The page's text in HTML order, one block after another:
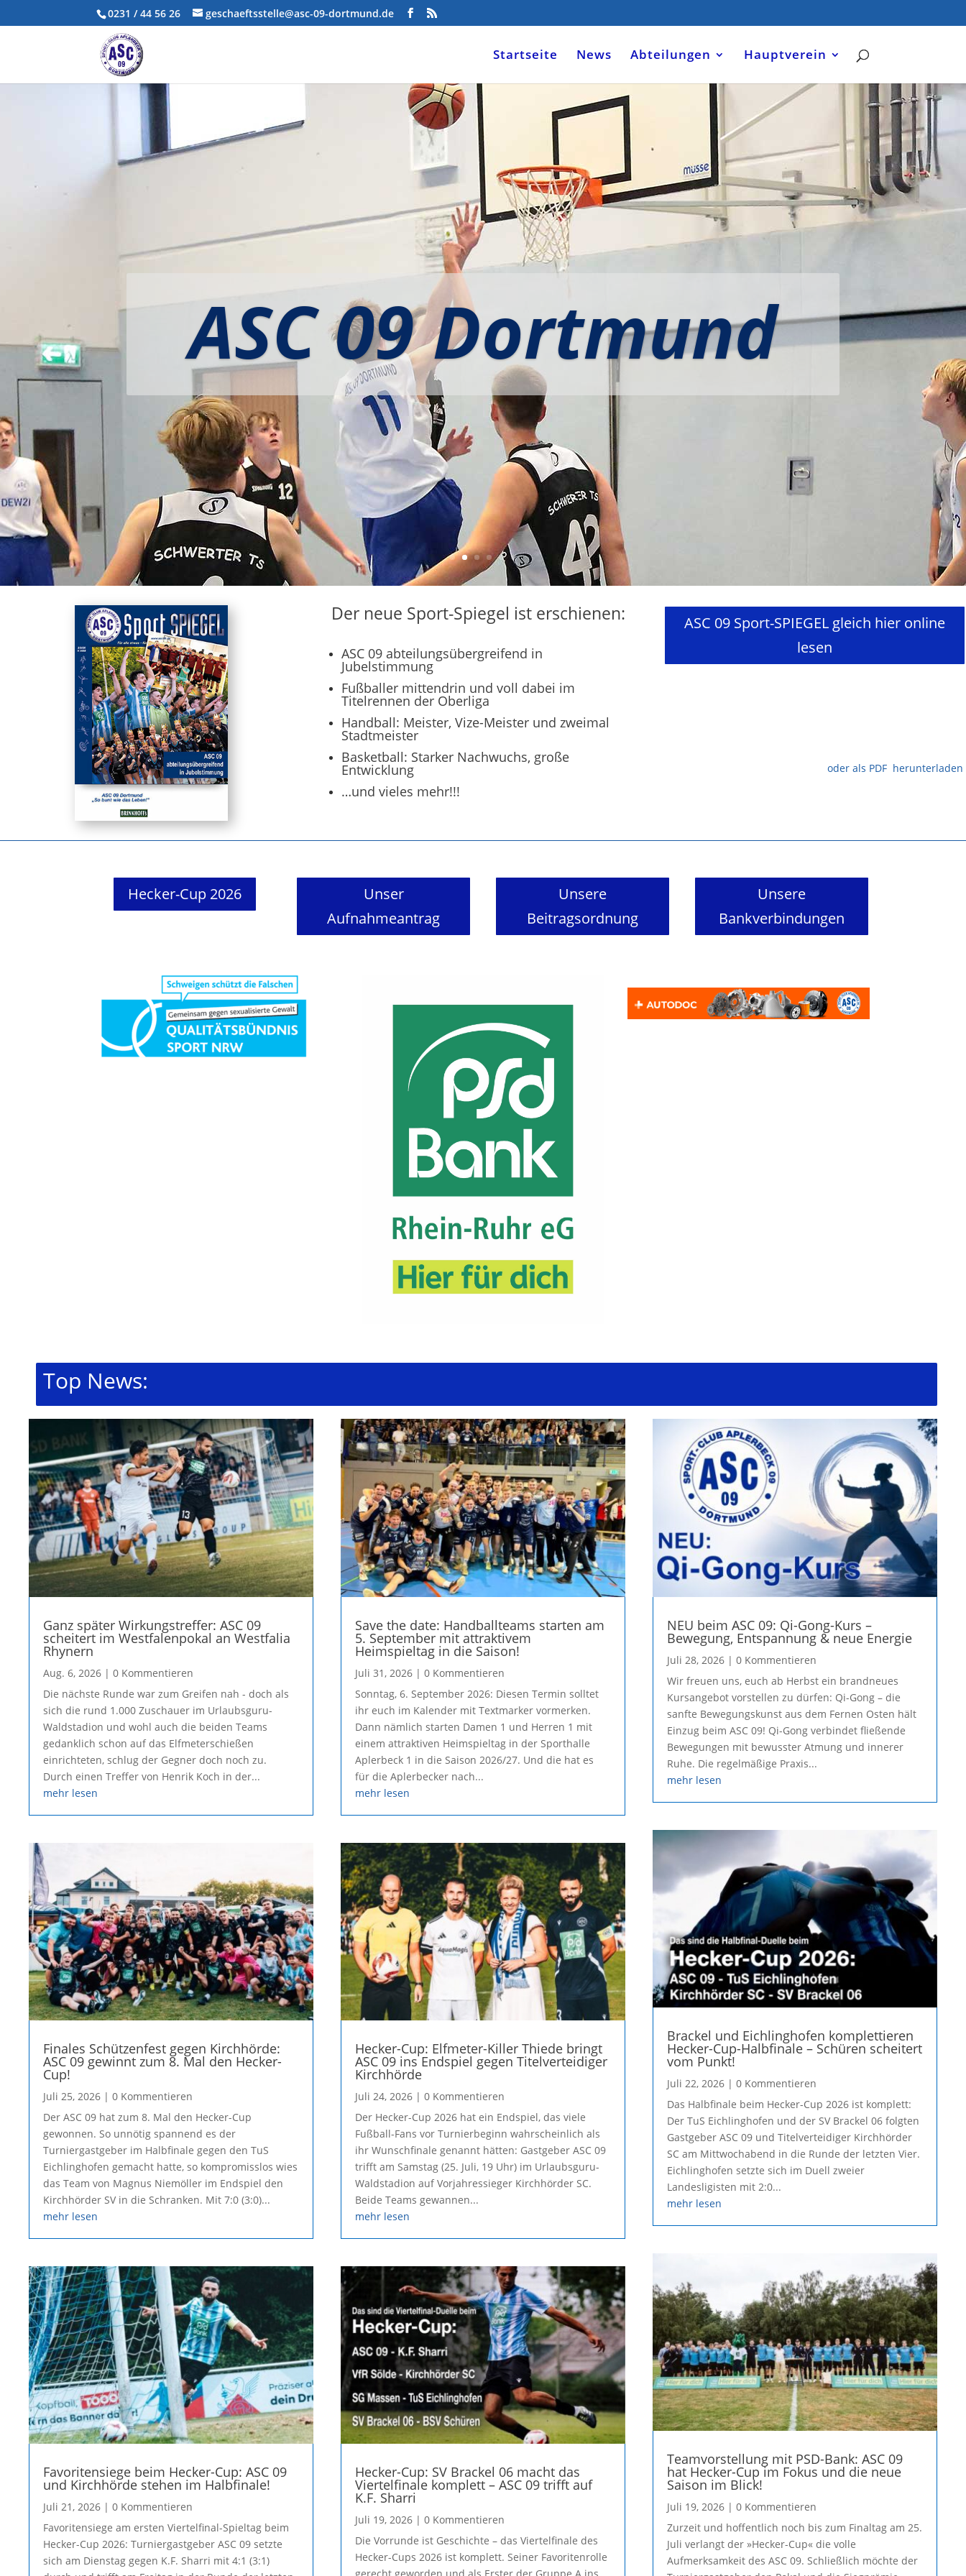
0231 / 44 56 26 geschaeftsstelle@asc-09-dortmund.de
Startseite News Abteilungen Hauptverein
Der neue Sport-Spiegel ist erschienen:
ASC 09 abteilungsübergreifend in
Jubelstimmung
Fußballer mittendrin und voll dabei im
Titelrennen der Oberliga
Handball: Meister, Vize-Meister und zweimal
Stadtmeister
Basketball: Starker Nachwuchs, große
Entwicklung
…und vieles mehr!!!
ASC 09 Sport-SPIEGEL gleich hier online
lesen
oder als PDF herunterladen
Hecker-Cup 2026
Unser
Aufnahmeantrag
Unsere
Beitragsordnung
Unsere
Bankverbindungen
Top News:
Ganz später Wirkungstreffer: ASC 09
scheitert im Westfalenpokal an Westfalia
Rhynern
Aug. 6, 2026 | 0 Kommentieren
Die nächste Runde war zum Greifen nah - doch als
sich die rund 1.000 Zuschauer im Urlaubsguru-
Waldstadion und wohl auch die beiden Teams
gedanklich schon auf das Elfmeterschießen
einrichteten, schlug der Gegner doch noch zu.
Durch einen Treffer von Henrik Koch in der...
mehr lesen
Finales Schützenfest gegen Kirchhörde:
ASC 09 gewinnt zum 8. Mal den Hecker-
Cup!
Juli 25, 2026 | 0 Kommentieren
Der ASC 09 hat zum 8. Mal den Hecker-Cup
gewonnen. So unnötig spannend es der
Turniergastgeber im Halbfinale gegen den TuS
Eichlinghofen gemacht hatte, so kompromisslos wies
das Team von Magnus Niemöller im Endspiel den
Kirchhörder SV in die Schranken. Mit 7:0 (3:0)...
mehr lesen
Favoritensiege beim Hecker-Cup: ASC 09
und Kirchhörde stehen im Halbfinale!
Juli 21, 2026 | 0 Kommentieren
Favoritensiege am ersten Viertelfinal-Spieltag beim
Hecker-Cup 2026: Turniergastgeber ASC 09 setzte
sich am Dienstag gegen K.F. Sharri mit 4:1 (3:1)
Save the date: Handballteams starten am
5. September mit attraktivem
Heimspieltag in die Saison!
Juli 31, 2026 | 0 Kommentieren
Sonntag, 6. September 2026: Diesen Termin solltet
ihr euch im Kalender mit Textmarker vormerken.
Dann nämlich starten Damen 1 und Herren 1 mit
einem attraktiven Heimspieltag in der Sporthalle
Aplerbeck 1 in die Saison 2026/27. Und die hat es
für die Aplerbecker nach...
mehr lesen
Hecker-Cup: Elfmeter-Killer Thiede bringt
ASC 09 ins Endspiel gegen Titelverteidiger
Kirchhörde
Juli 24, 2026 | 0 Kommentieren
Der Hecker-Cup 2026 hat ein Endspiel, das viele
Fußball-Fans vor Turnierbeginn wahrscheinlich als
ihr Wunschfinale genannt hätten: Gastgeber ASC 09
trifft am Samstag (25. Juli, 19 Uhr) im Urlaubsguru-
Waldstadion auf Vorjahressieger Kirchhörder SC.
Beide Teams gewannen...
mehr lesen
Hecker-Cup: SV Brackel 06 macht das
Viertelfinale komplett – ASC 09 trifft auf
K.F. Sharri
Juli 19, 2026 | 0 Kommentieren
Die Vorrunde ist Geschichte – das Viertelfinale des
Hecker-Cups 2026 ist komplett. Seiner Favoritenrolle
NEU beim ASC 09: Qi-Gong-Kurs –
Bewegung, Entspannung & neue Energie
Juli 28, 2026| 0 Kommentieren
Wir freuen uns, euch ab Herbst ein brandneues
Kursangebot vorstellen zu dürfen: Qi-Gong – die
sanfte Bewegungskunst aus dem Fernen Osten hält
Einzug beim ASC 09! Qi-Gong verbindet fließende
Bewegungen mit bewusster Atmung und innerer
Ruhe. Die regelmäßige Praxis...
mehr lesen
Brackel und Eichlinghofen komplettieren
Hecker-Cup-Halbfinale – Schüren scheitert
vom Punkt!
Juli 22, 2026| 0 Kommentieren
Das Halbfinale beim Hecker-Cup 2026 ist komplett:
Der TuS Eichlinghofen und der SV Brackel 06 folgten
Gastgeber ASC 09 und Titelverteidiger Kirchhörder
SC am Mittwochabend in die Runde der letzten Vier.
Eichlinghofen setzte sich im Duell zweier
Landesligisten mit 2:0...
mehr lesen
Teamvorstellung mit PSD-Bank: ASC 09
hat Hecker-Cup im Fokus und die neue
Saison im Blick!
Juli 19, 2026| 0 Kommentieren
Zurzeit und hoffentlich noch bis zum Finaltag am 25.
Juli verlangt der »Hecker-Cup« die volle
Aufmerksamkeit des ASC 09. Schließlich möchte der